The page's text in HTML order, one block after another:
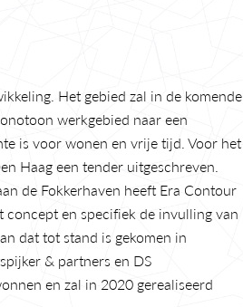
Het gebied zal in de komende
werkgebied naar een
is voor wonen en vrije tijd. Voor het
Haag een tender uitgeschreven.
de Fokkerhaven heeft Era Contour
concept en specifiek de invulling van
dat tot stand is gekomen in
& partners en DS
en zal in 2020 gerealiseerd